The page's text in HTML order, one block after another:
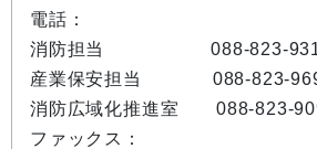
電話：
消防担当
088-823-
産業保安担当
088-823-
消防広域化推進室 088-823-
ファックス：